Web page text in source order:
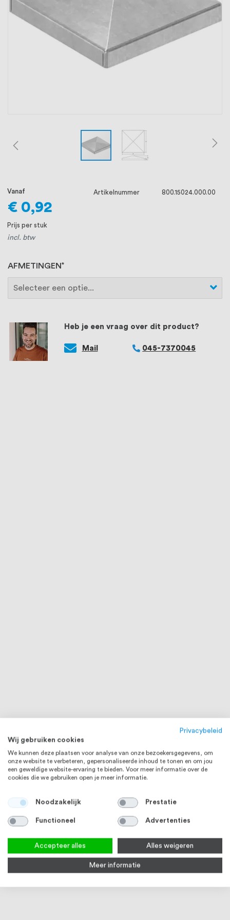
ons voorop, want we geloven dat een
goede relatie met onze klanten het
verschil maakt.
Heb je een vraag over dit product?
Mail 045-7370045
AFMETINGEN
Vanaf
€ 0,92
Prijs per stuk
incl. btw
Artikelnummer 800.15024.000.00
STAAL
Privacybeleid
Wij gebruiken cookies
We kunnen deze plaatsen voor analyse van onze bezoekersgegevens, om
onze website te verbeteren, gepersonaliseerde inhoud te tonen en om jou
een geweldige website-ervaring te bieden. Voor meer informatie over de
cookies die we gebruiken open je meer informatie.
Noodzakelijk Prestatie
Functioneel Advertenties
Accepteer alles Alles weigeren
Meer informatie